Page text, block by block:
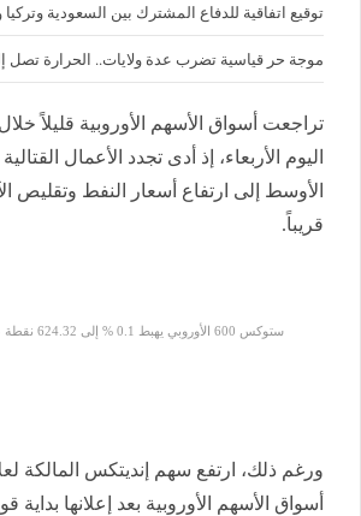
توقيع اتفاقية للدفاع المشترك بين السعودية
موجة حر قياسية تضرب عدة ولايات.. الحرارة تصل إلى 45
تراجعت أسواق الأسهم الأوروبية قليلاً
اليوم الأربعاء، إذ أدى تجدد الأعمال
الأوسط إلى ارتفاع أسعار النفط وتقليص
قريباً.
ورغم ذلك، ارتفع سهم إنديتكس المالكة
أسواق الأسهم الأوروبية بعد إعلانها